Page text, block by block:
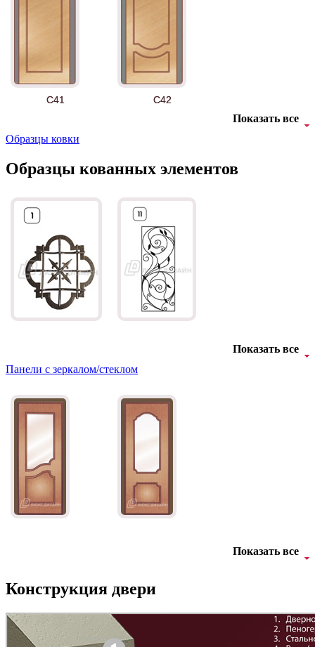
Б-35 3
БУК БАВАРИЯ
Д-11 Н
C41 C42
C43 C44
C45 C46
Показать все
Образцы ковки
Образцы кованных элементов
Показать все
Панели с зеркалом/стеклом
Показать все
Конструкция двери